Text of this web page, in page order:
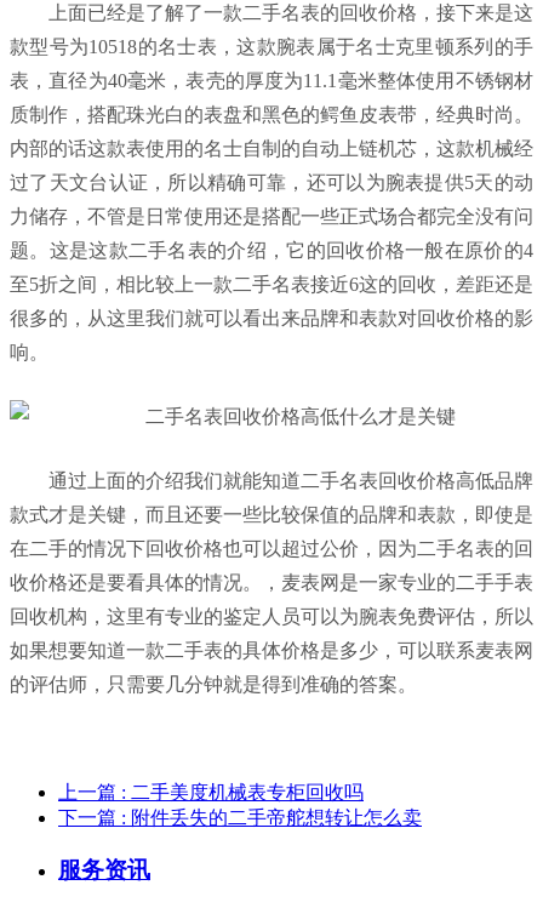
上面已经是了解了一款二手名表的回收价格，接下来是这
款型号为10518的名士表，这款腕表属于名士克里顿系列的手
表，直径为40毫米，表壳的厚度为11.1毫米整体使用不锈钢材
质制作，搭配珠光白的表盘和黑色的鳄鱼皮表带，经典时尚。
内部的话这款表使用的名士自制的自动上链机芯，这款机械经
过了天文台认证，所以精确可靠，还可以为腕表提供5天的动
力储存，不管是日常使用还是搭配一些正式场合都完全没有问
题。这是这款二手名表的介绍，它的回收价格一般在原价的4
至5折之间，相比较上一款二手名表接近6这的回收，差距还是
很多的，从这里我们就可以看出来品牌和表款对回收价格的影
响。
通过上面的介绍我们就能知道二手名表回收价格高低品牌
款式才是关键，而且还要一些比较保值的品牌和表款，即使是
在二手的情况下回收价格也可以超过公价，因为二手名表的回
收价格还是要看具体的情况。，麦表网是一家专业的二手手表
回收机构，这里有专业的鉴定人员可以为腕表免费评估，所以
如果想要知道一款二手表的具体价格是多少，可以联系麦表网
的评估师，只需要几分钟就是得到准确的答案。
上一篇 : 二手美度机械表专柜回收吗
下一篇 : 附件丢失的二手帝舵想转让怎么卖
服务资讯